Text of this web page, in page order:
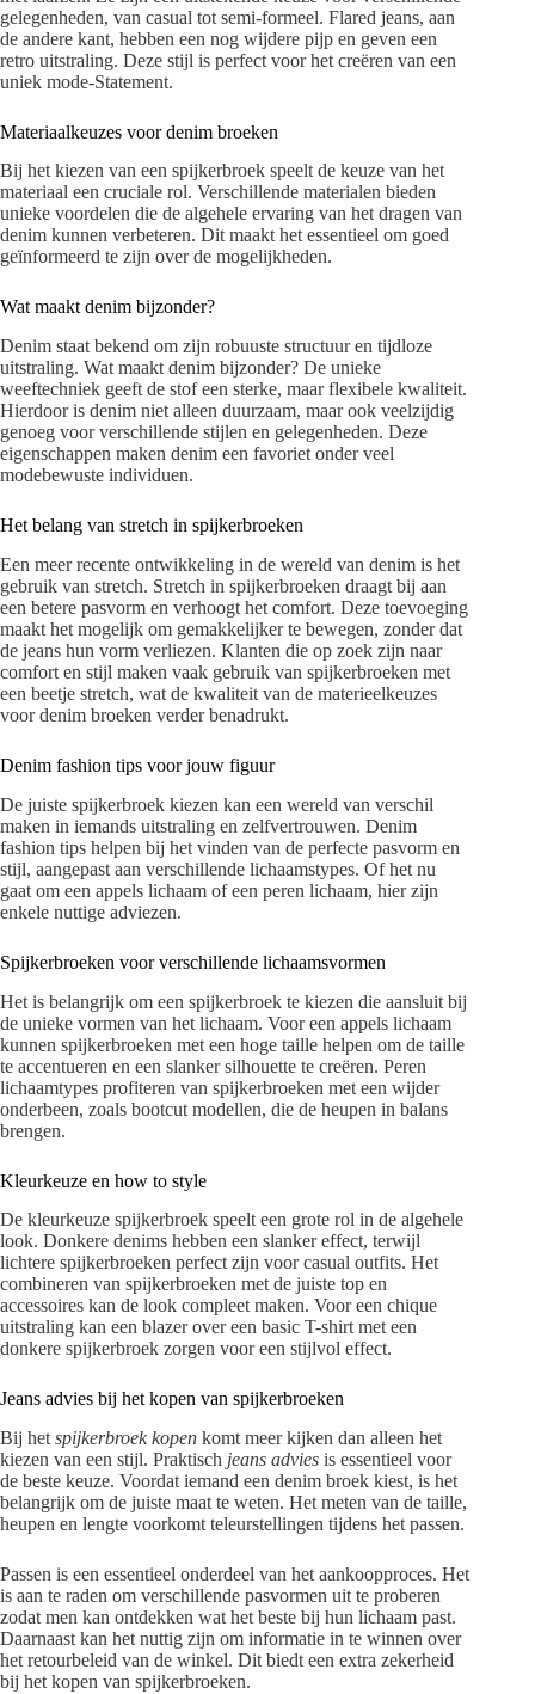
gelegenheden, van casual tot semi-formeel. Flared jeans, aan
de andere kant, hebben een nog wijdere pijp en geven een
retro uitstraling. Deze stijl is perfect voor het creëren van een
uniek mode-Statement.
Materiaalkeuzes voor denim broeken
Bij het kiezen van een spijkerbroek speelt de keuze van het
materiaal een cruciale rol. Verschillende materialen bieden
unieke voordelen die de algehele ervaring van het dragen van
denim kunnen verbeteren. Dit maakt het essentieel om goed
geïnformeerd te zijn over de mogelijkheden.
Wat maakt denim bijzonder?
Denim staat bekend om zijn robuuste structuur en tijdloze
uitstraling. Wat maakt denim bijzonder? De unieke
weeftechniek geeft de stof een sterke, maar flexibele kwaliteit.
Hierdoor is denim niet alleen duurzaam, maar ook veelzijdig
genoeg voor verschillende stijlen en gelegenheden. Deze
eigenschappen maken denim een favoriet onder veel
modebewuste individuen.
Het belang van stretch in spijkerbroeken
Een meer recente ontwikkeling in de wereld van denim is het
gebruik van stretch. Stretch in spijkerbroeken draagt bij aan
een betere pasvorm en verhoogt het comfort. Deze toevoeging
maakt het mogelijk om gemakkelijker te bewegen, zonder dat
de jeans hun vorm verliezen. Klanten die op zoek zijn naar
comfort en stijl maken vaak gebruik van spijkerbroeken met
een beetje stretch, wat de kwaliteit van de materieelkeuzes
voor denim broeken verder benadrukt.
Denim fashion tips voor jouw figuur
De juiste spijkerbroek kiezen kan een wereld van verschil
maken in iemands uitstraling en zelfvertrouwen. Denim
fashion tips helpen bij het vinden van de perfecte pasvorm en
stijl, aangepast aan verschillende lichaamstypes. Of het nu
gaat om een appels lichaam of een peren lichaam, hier zijn
enkele nuttige adviezen.
Spijkerbroeken voor verschillende lichaamsvormen
Het is belangrijk om een spijkerbroek te kiezen die aansluit bij
de unieke vormen van het lichaam. Voor een appels lichaam
kunnen spijkerbroeken met een hoge taille helpen om de taille
te accentueren en een slanker silhouette te creëren. Peren
lichaamtypes profiteren van spijkerbroeken met een wijder
onderbeen, zoals bootcut modellen, die de heupen in balans
brengen.
Kleurkeuze en how to style
De kleurkeuze spijkerbroek speelt een grote rol in de algehele
look. Donkere denims hebben een slanker effect, terwijl
lichtere spijkerbroeken perfect zijn voor casual outfits. Het
combineren van spijkerbroeken met de juiste top en
accessoires kan de look compleet maken. Voor een chique
uitstraling kan een blazer over een basic T-shirt met een
donkere spijkerbroek zorgen voor een stijlvol effect.
Jeans advies bij het kopen van spijkerbroeken
Bij het spijkerbroek kopen komt meer kijken dan alleen het
kiezen van een stijl. Praktisch jeans advies is essentieel voor
de beste keuze. Voordat iemand een denim broek kiest, is het
belangrijk om de juiste maat te weten. Het meten van de taille,
heupen en lengte voorkomt teleurstellingen tijdens het passen.
Passen is een essentieel onderdeel van het aankoopproces. Het
is aan te raden om verschillende pasvormen uit te proberen
zodat men kan ontdekken wat het beste bij hun lichaam past.
Daarnaast kan het nuttig zijn om informatie in te winnen over
het retourbeleid van de winkel. Dit biedt een extra zekerheid
bij het kopen van spijkerbroeken.